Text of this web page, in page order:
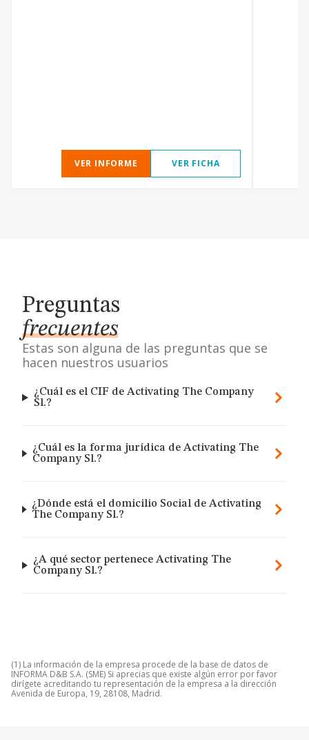
VER INFORME VER FICHA
Preguntas
frecuentes
Estas son alguna de las preguntas que se
hacen nuestros usuarios
¿Cuál es el CIF de Activating The Company
Sl.?
¿Cuál es la forma jurídica de Activating The
Company Sl.?
¿Dónde está el domicilio Social de Activating
The Company Sl.?
¿A qué sector pertenece Activating The
Company Sl.?
(1) La información de la empresa procede de la base de datos de
INFORMA D&B S.A. (SME) Si aprecias que existe algún error por favor
dirígete acreditando tu representación de la empresa a la dirección
Avenida de Europa, 19, 28108, Madrid.